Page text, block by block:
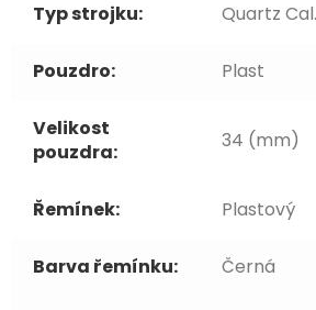
Typ strojku: Quartz
Pouzdro: Plast
Velikost
pouzdra:
34 (mm)
Řemínek: Plastový
Barva řemínku: Černá